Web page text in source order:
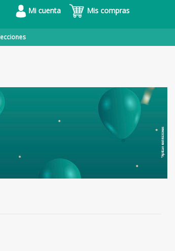
Mi cuenta Mis compras